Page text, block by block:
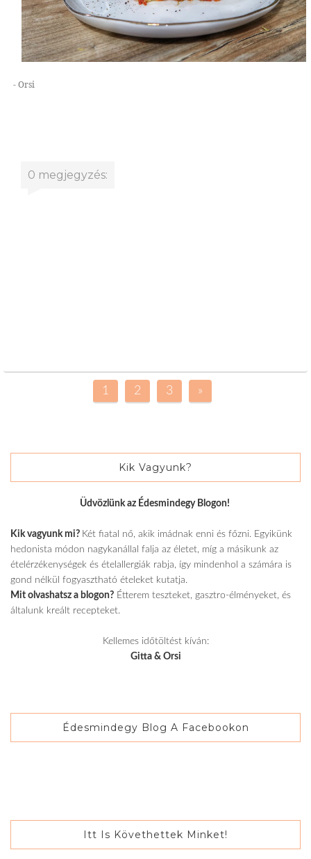
- Orsi
0 megjegyzés:
1 2 3 »
Kik Vagyunk?
Üdvözlünk az Édesmindegy Blogon!
Kik vagyunk mi? Két fiatal nő, akik imádnak enni és főzni. Egyikünk
hedonista módon nagykanállal falja az életet, míg a másikunk az
ételérzékenységek és ételallergiák rabja, így mindenhol a számára is
gond nélkül fogyasztható ételeket kutatja.
Mit olvashatsz a blogon? Étterem teszteket, gasztro-élményeket, és
általunk kreált recepteket.
Kellemes időtöltést kíván:
Gitta & Orsi
Édesmindegy Blog A Facebookon
Itt Is Követhettek Minket!